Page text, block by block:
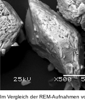
Im Vergleich der REM-Aufnahmen